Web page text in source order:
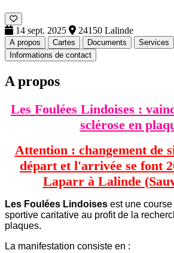
14 sept. 2025 24150 Lalinde
A propos Cartes Documents
Services
Informations de contact
A propos
Les Foulées Lindoises :
sclérose en
Attention : changement de
départ et l'arrivée se font
Laparr à Lalinde
Les Foulées Lindoises est une
sportive caritative au profit de la
plaques.
La manifestation consiste en :